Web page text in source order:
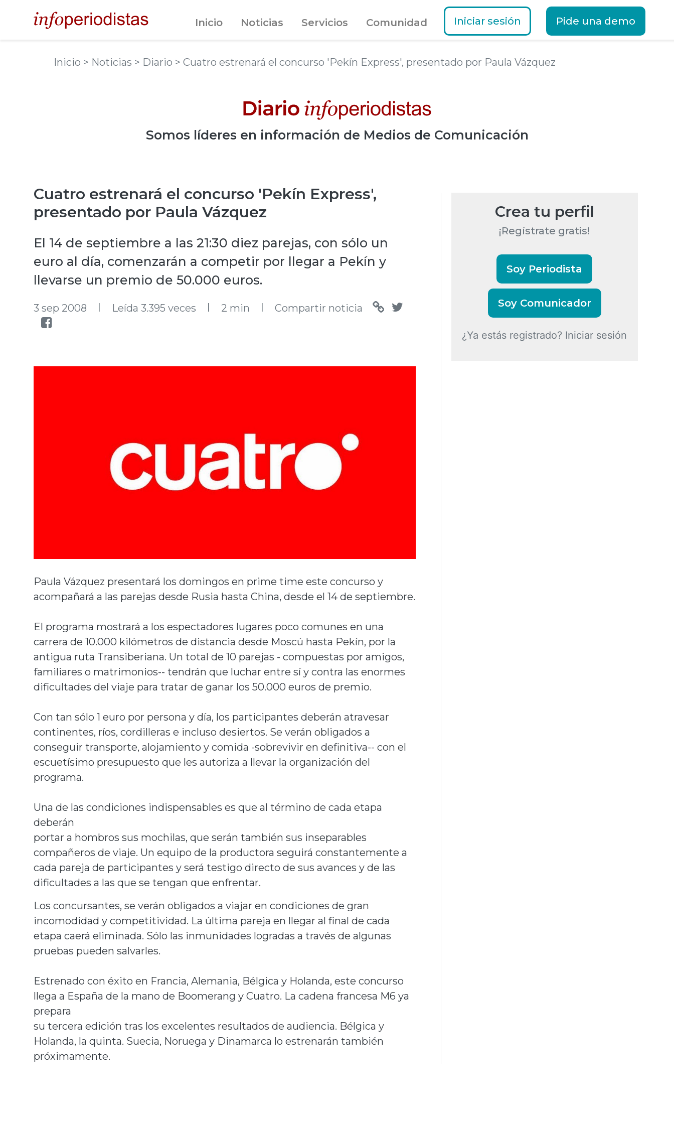
Inicio Noticias Servicios Comunidad Iniciar sesión Pide una demo
Inicio > Noticias > Diario > Cuatro estrenará el concurso 'Pekín Express', presentado por Paula Vázquez
Somos líderes en información de Medios de Comunicación
Cuatro estrenará el concurso 'Pekín Express',
presentado por Paula Vázquez
El 14 de septiembre a las 21:30 diez parejas, con sólo un
euro al día, comenzarán a competir por llegar a Pekín y
llevarse un premio de 50.000 euros.
3 sep 2008 Leída 3.395 veces 2 min Compartir noticia
Paula Vázquez presentará los domingos en prime time este concurso y
acompañará a las parejas desde Rusia hasta China, desde el 14 de septiembre.
El programa mostrará a los espectadores lugares poco comunes en una
carrera de 10.000 kilómetros de distancia desde Moscú hasta Pekín, por la
antigua ruta Transiberiana. Un total de 10 parejas - compuestas por amigos,
familiares o matrimonios-- tendrán que luchar entre sí y contra las enormes
dificultades del viaje para tratar de ganar los 50.000 euros de premio.
Con tan sólo 1 euro por persona y día, los participantes deberán atravesar
continentes, ríos, cordilleras e incluso desiertos. Se verán obligados a
conseguir transporte, alojamiento y comida -sobrevivir en definitiva-- con el
escuetísimo presupuesto que les autoriza a llevar la organización del
programa.
Una de las condiciones indispensables es que al término de cada etapa
deberán
portar a hombros sus mochilas, que serán también sus inseparables
compañeros de viaje. Un equipo de la productora seguirá constantemente a
cada pareja de participantes y será testigo directo de sus avances y de las
dificultades a las que se tengan que enfrentar.
Los concursantes, se verán obligados a viajar en condiciones de gran
incomodidad y competitividad. La última pareja en llegar al final de cada
etapa caerá eliminada. Sólo las inmunidades logradas a través de algunas
pruebas pueden salvarles.
Estrenado con éxito en Francia, Alemania, Bélgica y Holanda, este concurso
llega a España de la mano de Boomerang y Cuatro. La cadena francesa M6 ya
prepara
su tercera edición tras los excelentes resultados de audiencia. Bélgica y
Holanda, la quinta. Suecia, Noruega y Dinamarca lo estrenarán también
próximamente.
Crea tu perfil
¡Regístrate gratis!
Soy Periodista
Soy Comunicador
¿Ya estás registrado? Iniciar sesión